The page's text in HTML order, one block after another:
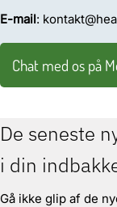
E-mail:
Chat med os på
De seneste
i din
Gå ikke glip af de